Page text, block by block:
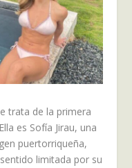
trata de la primera
es Sofía Jirau, una
puertorriqueña,
limitada por su